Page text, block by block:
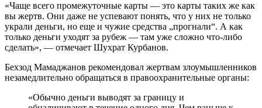
«Чаще всего промежуточные карты — это карты таких же как
вы жертв. Они даже не успевают понять, что у них не только
украли деньги, но еще и чужие средства „прогнали“. А как
только деньги уходят за рубеж — там уже сложно что-либо
сделать», — отмечает Шухрат Курбанов.
Бехзод Мамаджанов рекомендовал жертвам злоумышленников
незамедлительно обращаться в правоохранительные органы:
«Обычно деньги выводят за границу и